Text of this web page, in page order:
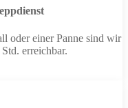
oder einer Panne sind wir
erreichbar.